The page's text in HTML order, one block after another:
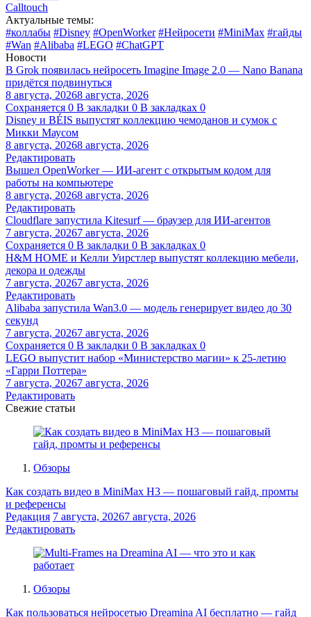
Calltouch
Актуальные темы:
#коллабы #Disney #OpenWorker #Нейросети #MiniMax #гайды
#Wan #Alibaba #LEGO #ChatGPT
Новости
В Grok появилась нейросеть Imagine Image 2.0 — Nano Banana
придётся подвинуться
8 августа, 20268 августа, 2026
Сохраняется 0 В закладки 0 В закладках 0
Disney и BÉIS выпустят коллекцию чемоданов и сумок с
Микки Маусом
8 августа, 20268 августа, 2026
Редактировать
Вышел OpenWorker — ИИ-агент с открытым кодом для
работы на компьютере
8 августа, 20268 августа, 2026
Редактировать
Cloudflare запустила Kitesurf — браузер для ИИ-агентов
7 августа, 20267 августа, 2026
Сохраняется 0 В закладки 0 В закладках 0
H&M HOME и Келли Уирстлер выпустят коллекцию мебели,
декора и одежды
7 августа, 20267 августа, 2026
Редактировать
Alibaba запустила Wan3.0 — модель генерирует видео до 30
секунд
7 августа, 20267 августа, 2026
Сохраняется 0 В закладки 0 В закладках 0
LEGO выпустит набор «Министерство магии» к 25-летию
«Гарри Поттера»
7 августа, 20267 августа, 2026
Редактировать
Свежие статьи
Обзоры
Как создать видео в MiniMax H3 — пошаговый гайд, промты
и референсы
Редакция 7 августа, 20267 августа, 2026
Редактировать
Обзоры
Как пользоваться нейросетью Dreamina AI бесплатно — гайд